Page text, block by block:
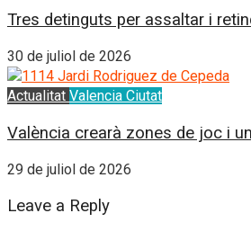
Tres detinguts per assaltar i
30 de juliol de 2026
Actualitat Valencia Ciutat
València crearà zones de joc i
29 de juliol de 2026
Leave a Reply